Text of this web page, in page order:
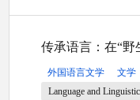
传承语言：在“野
外国语言文学 文学
Language and